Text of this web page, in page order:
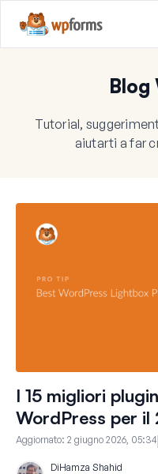
Blog
Tutorial,
aiutarti a far
I 15 migliori
WordPress per
Aggiornato: 2 giugno 2026, 05:34
DiHamza Shahid